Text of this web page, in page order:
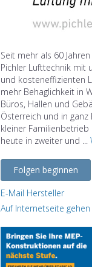
Seit mehr als 60
Pichler Lufttechnik mit
und kosteneffizienten
mehr Behaglichkeit in
Büros, Hallen und
Österreich und in ganz
kleiner
heute in zweiter und ...
Folgen beginnen
E-Mail Hersteller
Auf Internetseite gehen